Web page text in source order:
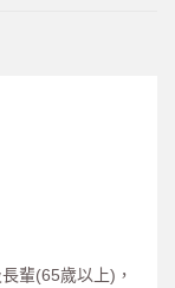
輩(65歲以上)，